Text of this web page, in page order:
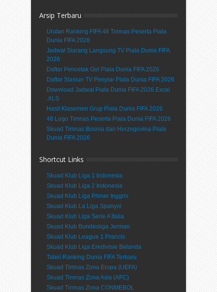
Arsip Terbaru
Urutan Ranking FIFA 48 Timnas Peserta Piala
Dunia FIFA 2026
Jadwal Siarang Langsung TV Piala Dunia FIFA
2026
Daftar Pencetak Gol Piala Dunia FIFA 2026
Daftar Stasiun TV Penyiar Piala Dunia FIFA 2026
Download Jadwal Piala Dunia FIFA 2026 Excel
.XLS
Hasil Klasemen Grup Piala Dunia FIFA 2026
48 Logo Timnas Peserta Piala Dunia FIFA 2026
Skuad Timnas Bosnia dan Herzegovina Piala
Dunia FIFA 2026
Shortcut Links
Skuad Klub Liga 1 Indonesia
Skuad Klub Liga 2 Indonesia
Skuad Klub Liga Primer Inggris
Skuad Klub La Liga Spanyol
Skuad Klub Liga Serie A Italia
Skuad Klub Bundesliga Jerman
Skuad Klub League 1 Prancis
Skuad Klub Liga Eredivisie Belanda
Tabel Ranking Dunia FIFA Terbaru
Skuad Timnas Zona Eropa (UEFA)
Skuad Timnas Zona Asia (AFC)
Skuad Timnas Zona CONMEBOL